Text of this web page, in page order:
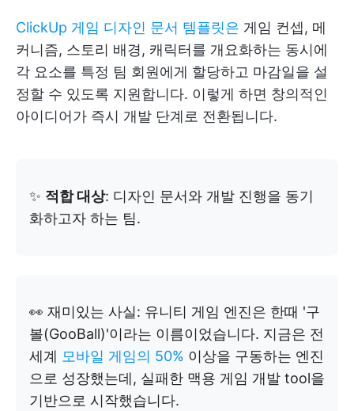
ClickUp 게임 디자인 문서 템플릿은 게임 컨셉, 메
커니즘, 스토리 배경, 캐릭터를 개요화하는 동시에
각 요소를 특정 팀 회원에게 할당하고 마감일을 설
정할 수 있도록 지원합니다. 이렇게 하면 창의적인
아이디어가 즉시 개발 단계로 전환됩니다.
✨ 적합 대상: 디자인 문서와 개발 진행을 동기
화하고자 하는 팀.
👀 재미있는 사실: 유니티 게임 엔진은 한때 '구
볼(GooBall)'이라는 이름이었습니다. 지금은 전
세계 모바일 게임의 50% 이상을 구동하는 엔진
으로 성장했는데, 실패한 맥용 게임 개발 tool을
기반으로 시작했습니다.